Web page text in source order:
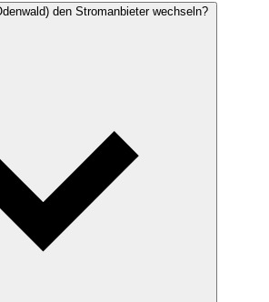
den Stromanbieter wechseln?